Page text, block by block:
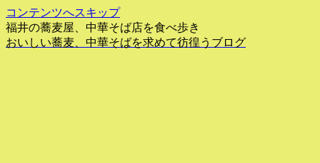
コンテンツへスキップ
福井の蕎麦屋、中華そば店を食べ歩き
おいしい蕎麦、中華そばを求めて彷徨うブログ